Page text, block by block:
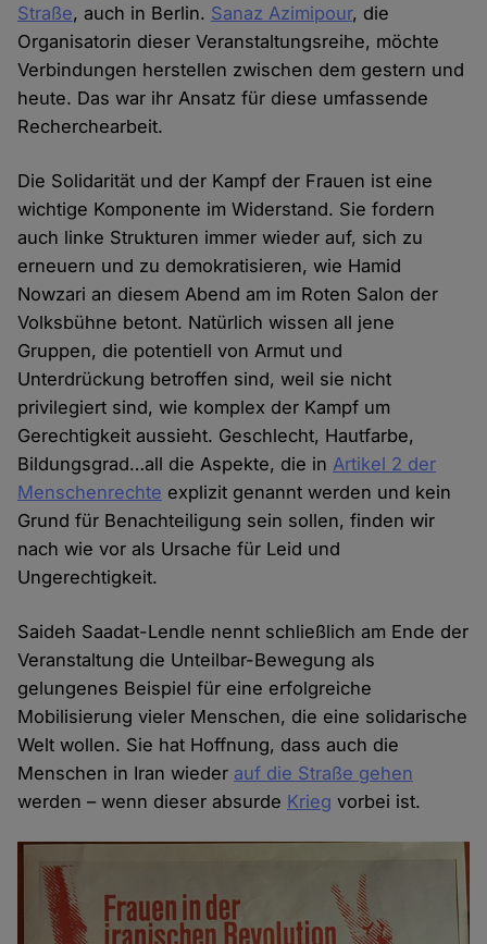
Straße, auch in Berlin. Sanaz Azimipour, die
Organisatorin dieser Veranstaltungsreihe, möchte
Verbindungen herstellen zwischen dem gestern und
heute. Das war ihr Ansatz für diese umfassende
Recherchearbeit.
Die Solidarität und der Kampf der Frauen ist eine
wichtige Komponente im Widerstand. Sie fordern
auch linke Strukturen immer wieder auf, sich zu
erneuern und zu demokratisieren, wie Hamid
Nowzari an diesem Abend am im Roten Salon der
Volksbühne betont. Natürlich wissen all jene
Gruppen, die potentiell von Armut und
Unterdrückung betroffen sind, weil sie nicht
privilegiert sind, wie komplex der Kampf um
Gerechtigkeit aussieht. Geschlecht, Hautfarbe,
Bildungsgrad…all die Aspekte, die in Artikel 2 der
Menschenrechte explizit genannt werden und kein
Grund für Benachteiligung sein sollen, finden wir
nach wie vor als Ursache für Leid und
Ungerechtigkeit.
Saideh Saadat-Lendle nennt schließlich am Ende der
Veranstaltung die Unteilbar-Bewegung als
gelungenes Beispiel für eine erfolgreiche
Mobilisierung vieler Menschen, die eine solidarische
Welt wollen. Sie hat Hoffnung, dass auch die
Menschen in Iran wieder auf die Straße gehen
werden – wenn dieser absurde Krieg vorbei ist.